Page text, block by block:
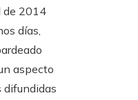
de 2014
días,
aspecto
difundidas